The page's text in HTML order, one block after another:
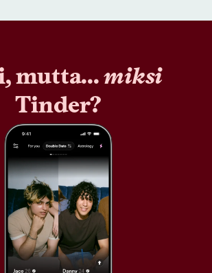
mutta...miksi
Tinder?